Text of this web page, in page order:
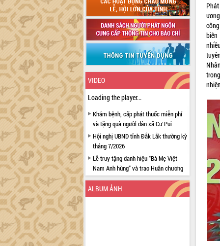
VIDEO
Loading the player...
Khám bệnh, cấp phát thuốc miễn phí
và tặng quà người dân xã Cư Pui
Hội nghị UBND tỉnh Đắk Lắk thường kỳ
tháng 7/2026
Lễ truy tặng danh hiệu “Bà Mẹ Việt
Nam Anh hùng” và trao Huân chương
Lao động
UBND tỉnh Đắk Lắk triển khai nhiệm
vụ 6 tháng cuối năm 2026
ALBUM ẢNH
biên